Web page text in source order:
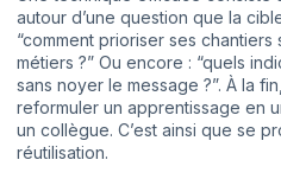
autour d’une question que la
“comment prioriser ses
métiers ?” Ou encore : “quels
sans noyer le message ?”. À la
reformuler un apprentissage en
un collègue. C’est ainsi que se
réutilisation.